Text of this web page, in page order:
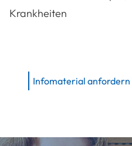
Krankheiten
Infomaterial anfordern